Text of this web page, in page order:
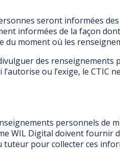
seront informées
informées de la façon
du moment où les
des
ou l’exige, le
personnels de
WIL Digital doivent
tuteur pour collecter ces